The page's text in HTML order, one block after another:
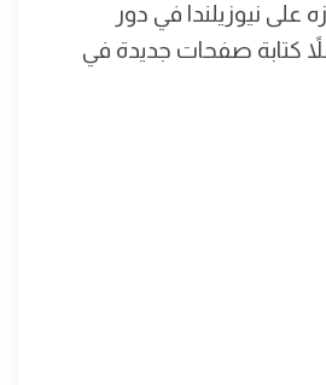
على نيوزيلندا في دور
كتابة صفحات جديدة في